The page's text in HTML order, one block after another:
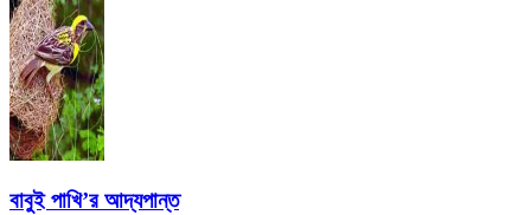
বাবুই পাখি’র আদ্যপান্ত